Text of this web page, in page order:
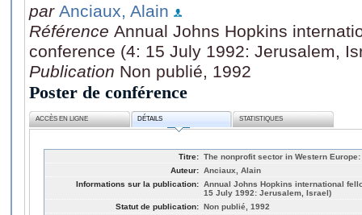
par Anciaux, Alain
Référence Annual Johns Hopkins
conference (4: 15 July 1992: Jerusalem,
Publication Non publié, 1992
Poster de conférence
ACCÈS EN LIGNE DÉTAILS STATISTIQUES
Titre: The nonprofit sector in Western
Auteur: Anciaux, Alain
Informations sur la publication: Annual Johns Hopkins international
15 July 1992: Jerusalem, Israel)
Statut de publication: Non publié, 1992